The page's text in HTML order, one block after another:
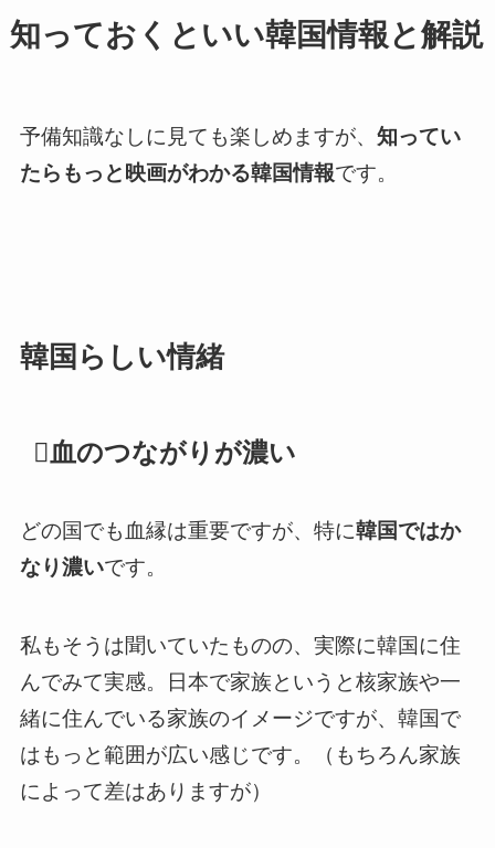
知っておくといい韓国情報と解説
予備知識なしに見ても楽しめますが、 知ってい
たらもっと映画がわかる韓国情報です。
韓国らしい情緒
血のつながりが濃い
どの国でも血縁は重要ですが、特に韓国ではか
なり濃いです。
私もそうは聞いていたものの、実際に韓国に住
んでみて実感。日本で家族というと核家族や一
緒に住んでいる家族のイメージですが、韓国で
はもっと範囲が広い感じです。（もちろん家族
によって差はありますが）